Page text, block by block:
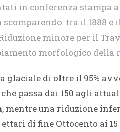
in conferenza stampa
tra il 1888 e
minore per il
morfologico della
glaciale di oltre il 95%
passa dai 150 agli
, mentre una riduzione
ettari di fine Ottocento ai